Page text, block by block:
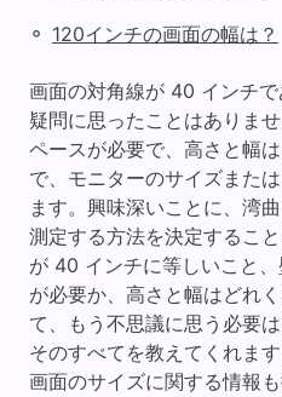
◦ 120インチの画面の幅は？
画面の対角線が 40 インチで
疑問に思ったことはありま
ペースが必要で、高さと幅
で、モニターのサイズまた
ます。興味深いことに、湾
測定する方法を決定するこ
が 40 インチに等しいこと
が必要か、高さと幅はどれ
て、もう不思議に思う必要
そのすべてを教えてくれま
画面のサイズに関する情報